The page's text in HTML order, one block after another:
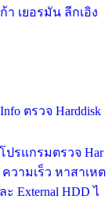
า เยอรมัน ลีกเอิง
ตรวจ Harddisk
ปรแกรมตรวจ Har
วามเร็ว หาสาเหต
External HDD ไ